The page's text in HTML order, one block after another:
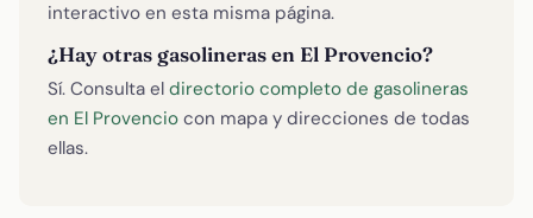
interactivo en esta misma página.
¿Hay otras gasolineras en El Provencio?
Sí. Consulta el directorio completo de gasolineras
en El Provencio con mapa y direcciones de todas
ellas.